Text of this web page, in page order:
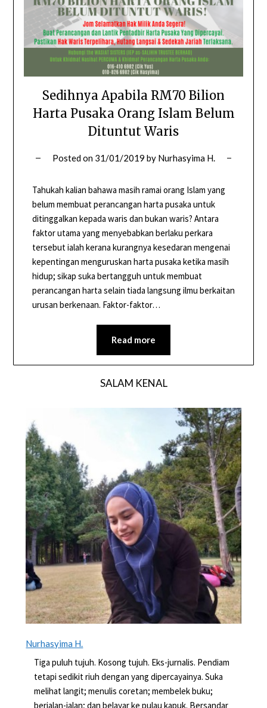
Sedihnya Apabila RM70 Bilion
Harta Pusaka Orang Islam Belum
Dituntut Waris
Posted on 31/01/2019 by Nurhasyima H.
Tahukah kalian bahawa masih ramai orang Islam yang
belum membuat perancangan harta pusaka untuk
ditinggalkan kepada waris dan bukan waris? Antara
faktor utama yang menyebabkan berlaku perkara
tersebut ialah kerana kurangnya kesedaran mengenai
kepentingan menguruskan harta pusaka ketika masih
hidup; sikap suka bertangguh untuk membuat
perancangan harta selain tiada langsung ilmu berkaitan
urusan berkenaan. Faktor-faktor…
Read more
SALAM KENAL
Nurhasyima H.
Tiga puluh tujuh. Kosong tujuh. Eks-jurnalis. Pendiam
tetapi sedikit riuh dengan yang dipercayainya. Suka
melihat langit; menulis coretan; membelek buku;
berjalan-jalan; dan belayar ke pulau kapuk. Bersandar